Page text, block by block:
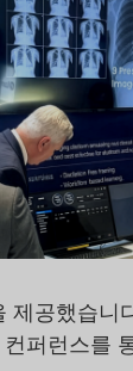
제공했습니
퍼런스를